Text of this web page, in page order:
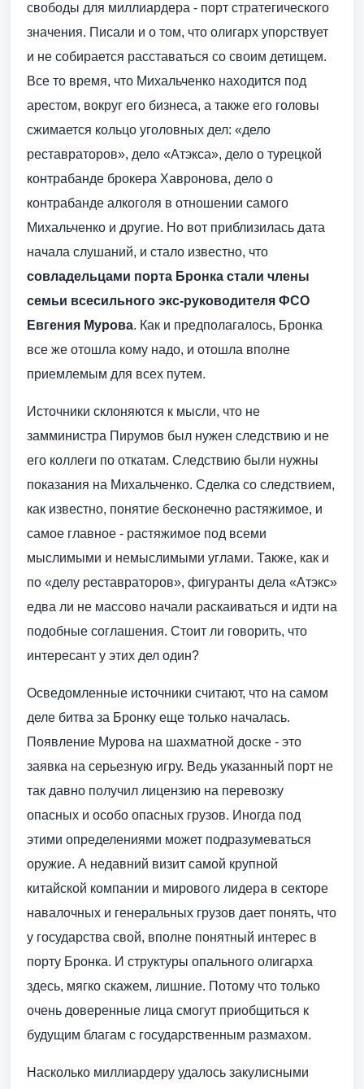
свободы для миллиардера - порт стратегического
значения. Писали и о том, что олигарх упорствует
и не собирается расставаться со своим детищем.
Все то время, что Михальченко находится под
арестом, вокруг его бизнеса, а также его головы
сжимается кольцо уголовных дел: «дело
реставраторов», дело «Атэкса», дело о турецкой
контрабанде брокера Хавронова, дело о
контрабанде алкоголя в отношении самого
Михальченко и другие. Но вот приблизилась дата
начала слушаний, и стало известно, что
совладельцами порта Бронка стали члены
семьи всесильного экс-руководителя ФСО
Евгения Мурова. Как и предполагалось, Бронка
все же отошла кому надо, и отошла вполне
приемлемым для всех путем.
Источники склоняются к мысли, что не
замминистра Пирумов был нужен следствию и не
его коллеги по откатам. Следствию были нужны
показания на Михальченко. Сделка со следствием,
как известно, понятие бесконечно растяжимое, и
самое главное - растяжимое под всеми
мыслимыми и немыслимыми углами. Также, как и
по «делу реставраторов», фигуранты дела «Атэкс»
едва ли не массово начали раскаиваться и идти на
подобные соглашения. Стоит ли говорить, что
интересант у этих дел один?
Осведомленные источники считают, что на самом
деле битва за Бронку еще только началась.
Появление Мурова на шахматной доске - это
заявка на серьезную игру. Ведь указанный порт не
так давно получил лицензию на перевозку
опасных и особо опасных грузов. Иногда под
этими определениями может подразумеваться
оружие. А недавний визит самой крупной
китайской компании и мирового лидера в секторе
навалочных и генеральных грузов дает понять, что
у государства свой, вполне понятный интерес в
порту Бронка. И структуры опального олигарха
здесь, мягко скажем, лишние. Потому что только
очень доверенные лица смогут приобщиться к
будущим благам с государственным размахом.
Насколько миллиардеру удалось закулисными